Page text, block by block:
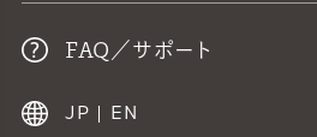
FAQ／サポート
JP EN